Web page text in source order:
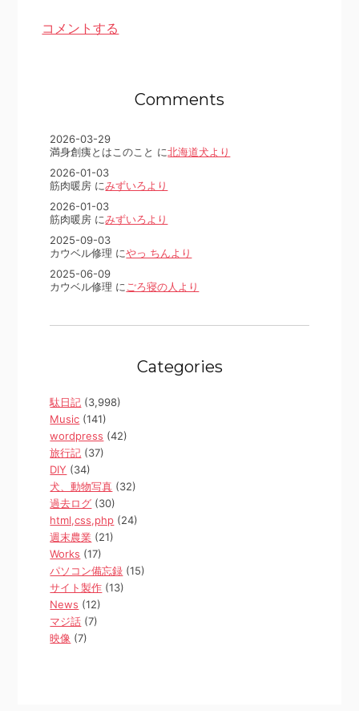
コメントする
Comments
2026-03-29
満身創痍とはこのこと に北海道犬より
2026-01-03
筋肉暖房 にみずいろより
2026-01-03
筋肉暖房 にみずいろより
2025-09-03
カウベル修理 にやっ ちんより
2025-06-09
カウベル修理 に ごろ寝の人より
Categories
駄日記 (3,998)
Music (141)
wordpress (42)
旅行記 (37)
DIY (34)
犬、動物写真 (32)
過去ログ (30)
html,css,php (24)
週末農業 (21)
Works (17)
パソコン備忘録 (15)
サイト製作 (13)
News (12)
マジ話 (7)
映像 (7)